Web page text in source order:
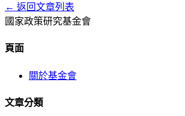
← 返回文章列表
國家政策研究基金會
頁面
關於基金會
文章分類